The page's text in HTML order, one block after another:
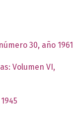
30, año 1961
Volumen VI,